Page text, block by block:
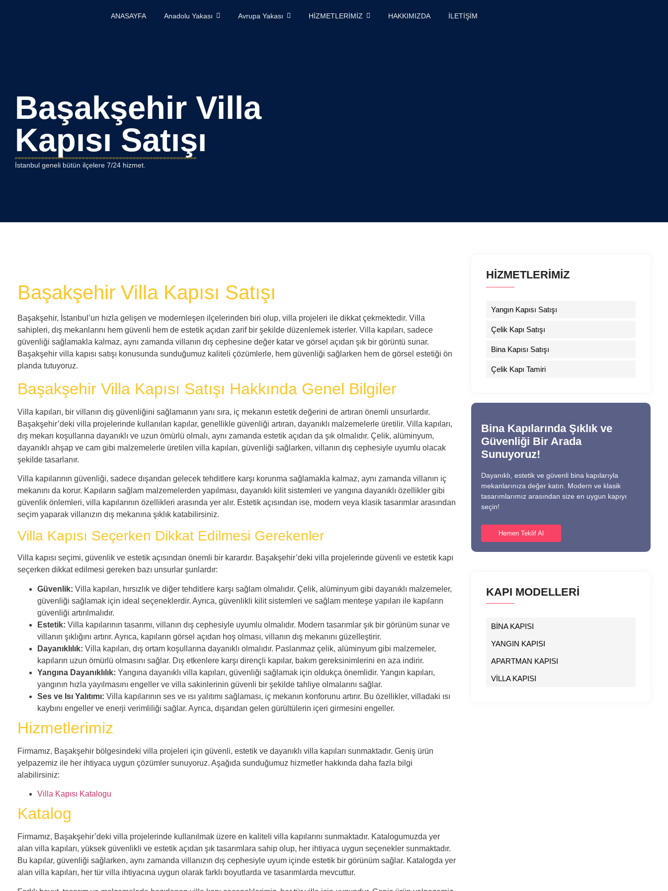
ANASAYFA Anadolu Yakası Avrupa Yakası HİZMETLERİMİZ HAKKIMIZDA İLETİŞİM
Başakşehir Villa
Kapısı Satışı
İstanbul geneli bütün ilçelere 7/24 hizmet.
Başakşehir Villa Kapısı Satışı
Başakşehir, İstanbul’un hızla gelişen ve modernleşen ilçelerinden biri olup, villa projeleri ile dikkat çekmektedir. Villa
sahipleri, dış mekanlarını hem güvenli hem de estetik açıdan zarif bir şekilde düzenlemek isterler. Villa kapıları, sadece
güvenliği sağlamakla kalmaz, aynı zamanda villanın dış cephesine değer katar ve görsel açıdan şık bir görüntü sunar.
Başakşehir villa kapısı satışı konusunda sunduğumuz kaliteli çözümlerle, hem güvenliği sağlarken hem de görsel estetiği ön
planda tutuyoruz.
Başakşehir Villa Kapısı Satışı Hakkında Genel Bilgiler
Villa kapıları, bir villanın dış güvenliğini sağlamanın yanı sıra, iç mekanın estetik değerini de artıran önemli unsurlardır.
Başakşehir’deki villa projelerinde kullanılan kapılar, genellikle güvenliği artıran, dayanıklı malzemelerle üretilir. Villa kapıları,
dış mekan koşullarına dayanıklı ve uzun ömürlü olmalı, aynı zamanda estetik açıdan da şık olmalıdır. Çelik, alüminyum,
dayanıklı ahşap ve cam gibi malzemelerle üretilen villa kapıları, güvenliği sağlarken, villanın dış cephesiyle uyumlu olacak
şekilde tasarlanır.
Villa kapılarının güvenliği, sadece dışarıdan gelecek tehditlere karşı korunma sağlamakla kalmaz, aynı zamanda villanın iç
mekanını da korur. Kapıların sağlam malzemelerden yapılması, dayanıklı kilit sistemleri ve yangına dayanıklı özellikler gibi
güvenlik önlemleri, villa kapılarının özellikleri arasında yer alır. Estetik açısından ise, modern veya klasik tasarımlar arasından
seçim yaparak villanızın dış mekanına şıklık katabilirsiniz.
Villa Kapısı Seçerken Dikkat Edilmesi Gerekenler
Villa kapısı seçimi, güvenlik ve estetik açısından önemli bir karardır. Başakşehir’deki villa projelerinde güvenli ve estetik kapı
seçerken dikkat edilmesi gereken bazı unsurlar şunlardır:
Güvenlik: Villa kapıları, hırsızlık ve diğer tehditlere karşı sağlam olmalıdır. Çelik, alüminyum gibi dayanıklı malzemeler,
güvenliği sağlamak için ideal seçeneklerdir. Ayrıca, güvenlikli kilit sistemleri ve sağlam menteşe yapıları ile kapıların
güvenliği artırılmalıdır.
Estetik: Villa kapılarının tasarımı, villanın dış cephesiyle uyumlu olmalıdır. Modern tasarımlar şık bir görünüm sunar ve
villanın şıklığını artırır. Ayrıca, kapıların görsel açıdan hoş olması, villanın dış mekanını güzelleştirir.
Dayanıklılık: Villa kapıları, dış ortam koşullarına dayanıklı olmalıdır. Paslanmaz çelik, alüminyum gibi malzemeler,
kapıların uzun ömürlü olmasını sağlar. Dış etkenlere karşı dirençli kapılar, bakım gereksinimlerini en aza indirir.
Yangına Dayanıklılık: Yangına dayanıklı villa kapıları, güvenliği sağlamak için oldukça önemlidir. Yangın kapıları,
yangının hızla yayılmasını engeller ve villa sakinlerinin güvenli bir şekilde tahliye olmalarını sağlar.
Ses ve Isı Yalıtımı: Villa kapılarının ses ve ısı yalıtımı sağlaması, iç mekanın konforunu artırır. Bu özellikler, villadaki ısı
kaybını engeller ve enerji verimliliği sağlar. Ayrıca, dışarıdan gelen gürültülerin içeri girmesini engeller.
Hizmetlerimiz
Firmamız, Başakşehir bölgesindeki villa projeleri için güvenli, estetik ve dayanıklı villa kapıları sunmaktadır. Geniş ürün
yelpazemiz ile her ihtiyaca uygun çözümler sunuyoruz. Aşağıda sunduğumuz hizmetler hakkında daha fazla bilgi
alabilirsiniz:
Villa Kapısı Katalogu
Katalog
Firmamız, Başakşehir’deki villa projelerinde kullanılmak üzere en kaliteli villa kapılarını sunmaktadır. Katalogumuzda yer
alan villa kapıları, yüksek güvenlikli ve estetik açıdan şık tasarımlara sahip olup, her ihtiyaca uygun seçenekler sunmaktadır.
Bu kapılar, güvenliği sağlarken, aynı zamanda villanızın dış cephesiyle uyum içinde estetik bir görünüm sağlar. Katalogda yer
alan villa kapıları, her tür villa ihtiyacına uygun olarak farklı boyutlarda ve tasarımlarda mevcuttur.
HİZMETLERİMİZ
Yangın Kapısı Satışı
Çelik Kapı Satışı
Bina Kapısı Satışı
Çelik Kapı Tamiri
Bina Kapılarında Şıklık ve
Güvenliği Bir Arada
Sunuyoruz!
Dayanıklı, estetik ve güvenli bina kapılarıyla
mekanlarınıza değer katın. Modern ve klasik
tasarımlarımız arasından size en uygun kapıyı
seçin!
Hemen Teklif Al
KAPI MODELLERİ
BİNA KAPISI
YANGIN KAPISI
APARTMAN KAPISI
VİLLA KAPISI